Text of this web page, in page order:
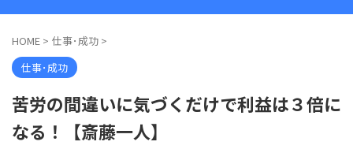
HOME > 仕事･成功 >
仕事･成功
苦労の間違いに気づくだけで利益は３倍に
なる！【斎藤一人】